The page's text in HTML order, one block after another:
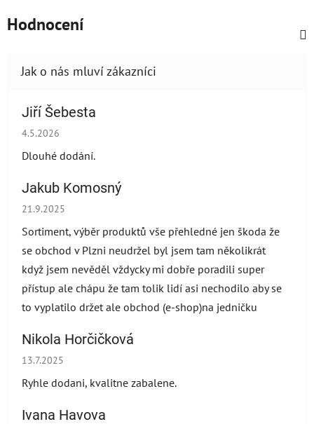
Hodnocení
Jiří Šebesta
Hodnocení obchodu je 2 z 5 hvězdiček.
4.5.2026
Dlouhé dodání.
Jakub Komosný
Hodnocení obchodu je 5 z 5 hvězdiček.
21.9.2025
Sortiment, výběr produktů vše přehledné jen škoda že
se obchod v Plzni neudržel byl jsem tam několikrát
když jsem nevěděl vždycky mi dobře poradili super
přístup ale chápu že tam tolik lidí asi nechodilo aby se
to vyplatilo držet ale obchod (e-shop)na jedničku
Nikola Horčičková
Hodnocení obchodu je 5 z 5 hvězdiček.
13.7.2025
Ryhle dodani, kvalitne zabalene.
Ivana Havova